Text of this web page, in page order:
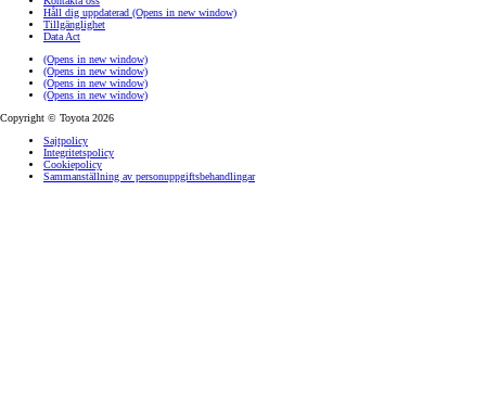
Håll dig uppdaterad (Opens in new window)
Tillgänglighet
Data Act
(Opens in new window)
(Opens in new window)
(Opens in new window)
(Opens in new window)
Copyright © Toyota 2026
Sajtpolicy
Integritetspolicy
Cookiepolicy
Sammanställning av personuppgiftsbehandlingar